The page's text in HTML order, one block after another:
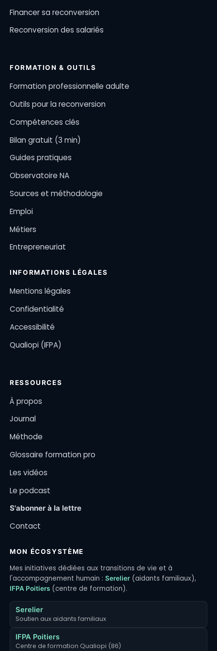
Financer sa reconversion
Reconversion des salariés
FORMATION & OUTILS
Formation professionnelle adulte
Outils pour la reconversion
Compétences clés
Bilan gratuit (3 min)
Guides pratiques
Observatoire NA
Sources et méthodologie
Emploi
Métiers
Entrepreneuriat
INFORMATIONS LÉGALES
Mentions légales
Confidentialité
Accessibilité
Qualiopi (IFPA)
RESSOURCES
À propos
Journal
Méthode
Glossaire formation pro
Les vidéos
Le podcast
S'abonner à la lettre
Contact
MON ÉCOSYSTÈME
Mes initiatives dédiées aux transitions de vie et à
l'accompagnement humain : Serelier (aidants familiaux),
IFPA Poitiers (centre de formation).
Serelier
Soutien aux aidants familiaux
IFPA Poitiers
Centre de formation Qualiopi (86)